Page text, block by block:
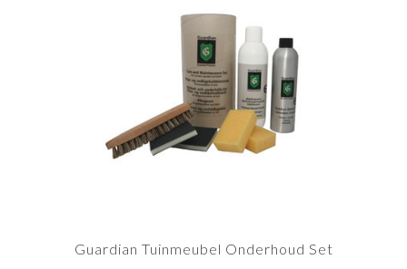
Guardian Tuinmeubel Onderhoud Set